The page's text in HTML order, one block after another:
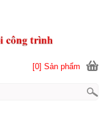
[0] Sản phẩm